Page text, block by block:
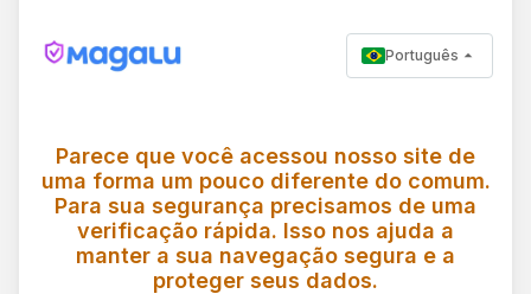
Português
Parece que você acessou nosso site de
uma forma um pouco diferente do comum.
Para sua segurança precisamos de uma
verificação rápida. Isso nos ajuda a
manter a sua navegação segura e a
proteger seus dados.